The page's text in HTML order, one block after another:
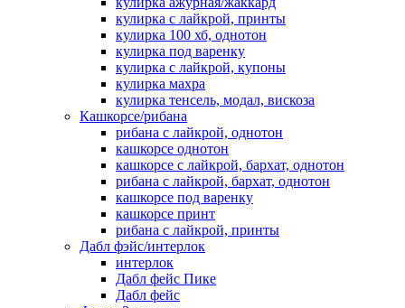
кулирка с лайкрой, принты
кулирка 100 хб, однотон
кулирка под варенку
кулирка с лайкрой, купоны
кулирка махра
кулирка тенсель, модал, вискоза
Кашкорсе/рибана
рибана с лайкрой, однотон
кашкорсе однотон
кашкорсе с лайкрой, бархат, однотон
рибана с лайкрой, бархат, однотон
кашкорсе под варенку
кашкорсе принт
рибана с лайкрой, принты
Дабл фэйс/интерлок
интерлок
Дабл фейс Пике
Дабл фейс